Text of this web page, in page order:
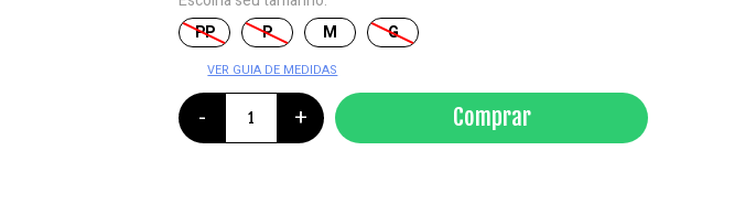
PP
P M G
VER GUIA DE MEDIDAS
- + Comprar